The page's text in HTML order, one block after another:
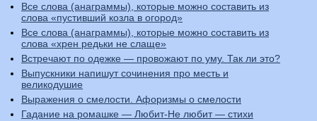
Все слова (анаграммы), которые можно составить из
слова «пустивший козла в огород»
Все слова (анаграммы), которые можно составить из
слова «хрен редьки не слаще»
Встречают по одежке — провожают по уму. Так ли это?
Выпускники напишут сочинения про месть и
великодушие
Выражения о смелости. Афоризмы о смелости
Гадание на ромашке — Любит-Не любит — стихи